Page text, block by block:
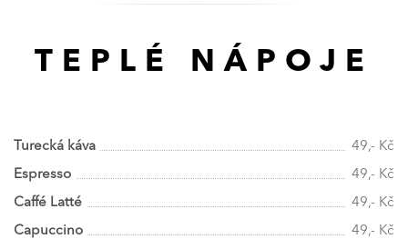
TEPLÉ NÁPOJE
Turecká káva 49,- Kč
Espresso 49,- Kč
Caffé Latté 49,- Kč
Capuccino 49,- Kč